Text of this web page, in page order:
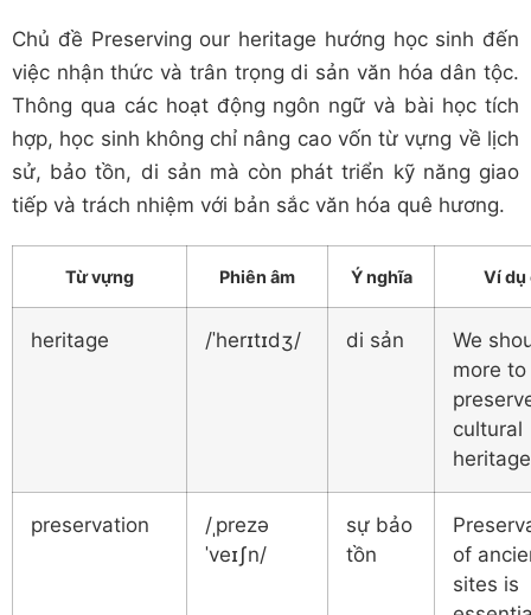
Chủ đề Preserving our heritage hướng học sinh đến
việc nhận thức và trân trọng di sản văn hóa dân tộc.
Thông qua các hoạt động ngôn ngữ và bài học tích
hợp, học sinh không chỉ nâng cao vốn từ vựng về lịch
sử, bảo tồn, di sản mà còn phát triển kỹ năng giao
tiếp và trách nhiệm với bản sắc văn hóa quê hương.
Từ vựng Phiên âm Ý nghĩa Ví dụ
heritage /ˈherɪtɪdʒ/ di sản
We
more to
cultural
preservation
/ˌprezə
ˈveɪʃn/
sự bảo
tồn
of
sites is